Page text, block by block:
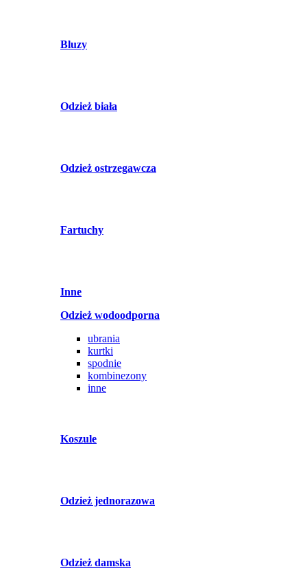
Bluzy
Odzież biała
Odzież ostrzegawcza
Fartuchy
Inne
Odzież wodoodporna
ubrania
kurtki
spodnie
kombinezony
inne
Koszule
Odzież jednorazowa
Odzież damska